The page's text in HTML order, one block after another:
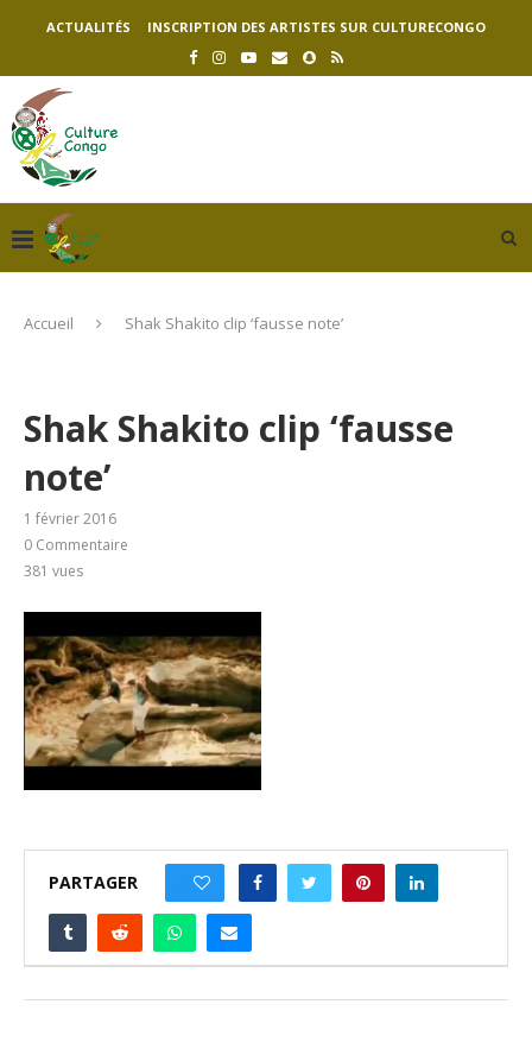
ACTUALITÉS INSCRIPTION DES ARTISTES SUR CULTURECONGO
Accueil Shak Shakito clip ‘fausse note’
Shak Shakito clip ‘fausse
note’
1 février 2016
0 Commentaire
381 vues
PARTAGER